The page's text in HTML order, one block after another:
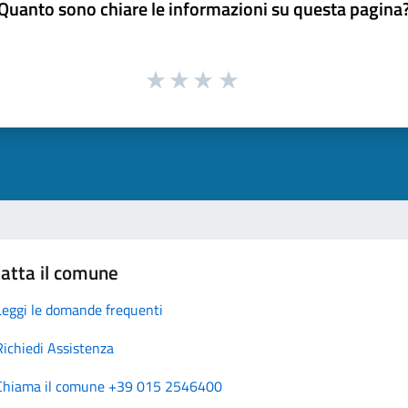
sono chiare le informazioni su questa
il comune
le domande frequenti
Assistenza
il comune +39 015 2546400